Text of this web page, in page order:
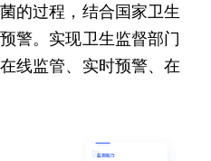
的过程，结合国家卫生
警。实现卫生监督部门
线监管、实时预警、在